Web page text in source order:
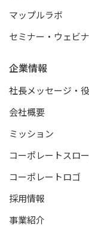
マップルラボ
セミナー・ウェビ
企業情報
社長メッセージ・
会社概要
ミッション
コーポレートスロ
コーポレートロゴ
採用情報
事業紹介